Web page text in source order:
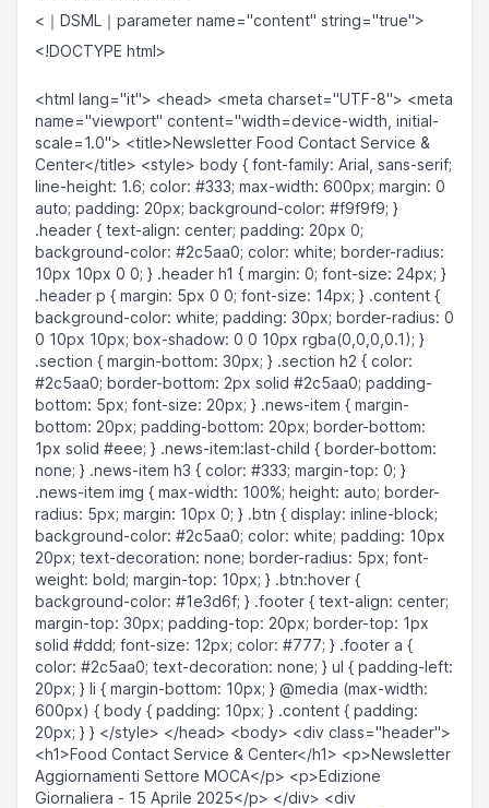
<｜DSML｜parameter name="content" string="true">
<!DOCTYPE html>
<html lang="it"> <head> <meta charset="UTF-8"> <meta
name="viewport" content="width=device-width, initial-
scale=1.0"> <title>Newsletter Food Contact Service &
Center</title> <style> body { font-family: Arial, sans-serif;
line-height: 1.6; color: #333; max-width: 600px; margin: 0
auto; padding: 20px; background-color: #f9f9f9; }
.header { text-align: center; padding: 20px 0;
background-color: #2c5aa0; color: white; border-radius:
10px 10px 0 0; } .header h1 { margin: 0; font-size: 24px; }
.header p { margin: 5px 0 0; font-size: 14px; } .content {
background-color: white; padding: 30px; border-radius: 0
0 10px 10px; box-shadow: 0 0 10px rgba(0,0,0,0.1); }
.section { margin-bottom: 30px; } .section h2 { color:
#2c5aa0; border-bottom: 2px solid #2c5aa0; padding-
bottom: 5px; font-size: 20px; } .news-item { margin-
bottom: 20px; padding-bottom: 20px; border-bottom:
1px solid #eee; } .news-item:last-child { border-bottom:
none; } .news-item h3 { color: #333; margin-top: 0; }
.news-item img { max-width: 100%; height: auto; border-
radius: 5px; margin: 10px 0; } .btn { display: inline-block;
background-color: #2c5aa0; color: white; padding: 10px
20px; text-decoration: none; border-radius: 5px; font-
weight: bold; margin-top: 10px; } .btn:hover {
background-color: #1e3d6f; } .footer { text-align: center;
margin-top: 30px; padding-top: 20px; border-top: 1px
solid #ddd; font-size: 12px; color: #777; } .footer a {
color: #2c5aa0; text-decoration: none; } ul { padding-left:
20px; } li { margin-bottom: 10px; } @media (max-width:
600px) { body { padding: 10px; } .content { padding:
20px; } } </style> </head> <body> <div class="header">
<h1>Food Contact Service & Center</h1> <p>Newsletter
Aggiornamenti Settore MOCA</p> <p>Edizione
Giornaliera - 15 Aprile 2025</p> </div> <div